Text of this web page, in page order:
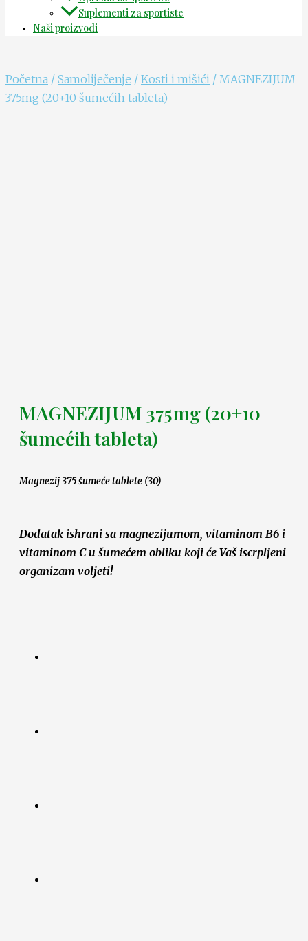
Suplementi za sportiste
Naši proizvodi
Početna / Samoliječenje / Kosti i mišići / MAGNEZIJUM
375mg (20+10 šumećih tableta)
MAGNEZIJUM 375mg (20+10
šumećih tableta)
Magnezij 375 šumeće tablete (30)
Dodatak ishrani sa magnezijumom, vitaminom B6 i
vitaminom C u šumećem obliku koji će Vaš iscrpljeni
organizam voljeti!